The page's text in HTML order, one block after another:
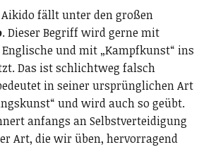
Aikido fällt unter den großen
. Dieser Begriff wird gerne mit
und mit „Kampfkunst“ ins
Das ist schlichtweg falsch
in seiner ursprünglichen Art
und wird auch so geübt.
anfangs an Selbstverteidigung
Art, die wir üben, hervorragend